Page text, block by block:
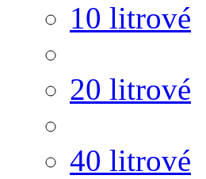
10 litrové
20 litrové
40 litrové